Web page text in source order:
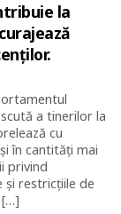
la
a tinerilor la
cu
în cantități mai
privind
și restricțiile de
[…]